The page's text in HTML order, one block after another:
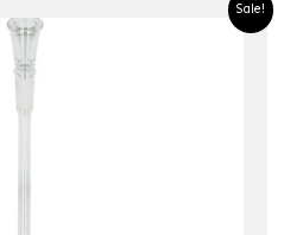
Sale!
cena
wynosiła:
14.95zł.